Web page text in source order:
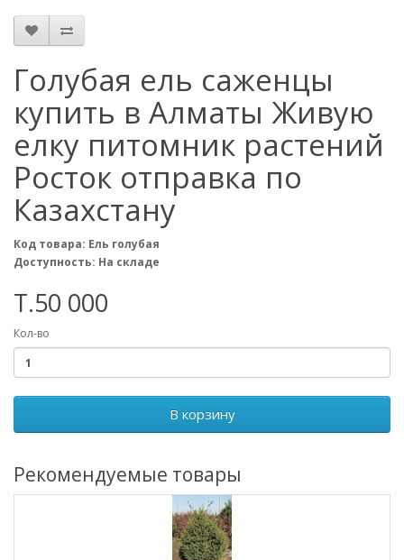
Голубая ель саженцы
купить в Алматы Живую
елку питомник растений
Росток отправка по
Казахстану
Код товара: Ель голубая
Доступность: На складе
T.50 000
Кол-во
В корзину
Рекомендуемые товары